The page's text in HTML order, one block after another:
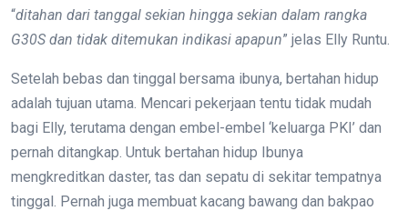
“ditahan dari tanggal sekian hingga sekian dalam rangka
G30S dan tidak ditemukan indikasi apapun” jelas Elly Runtu.
Setelah bebas dan tinggal bersama ibunya, bertahan hidup
adalah tujuan utama. Mencari pekerjaan tentu tidak mudah
bagi Elly, terutama dengan embel-embel ‘keluarga PKI’ dan
pernah ditangkap. Untuk bertahan hidup Ibunya
mengkreditkan daster, tas dan sepatu di sekitar tempatnya
tinggal. Pernah juga membuat kacang bawang dan bakpao